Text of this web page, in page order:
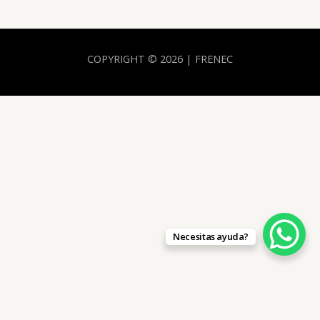
COPYRIGHT © 2026 | FRENEC
Necesitas ayuda?